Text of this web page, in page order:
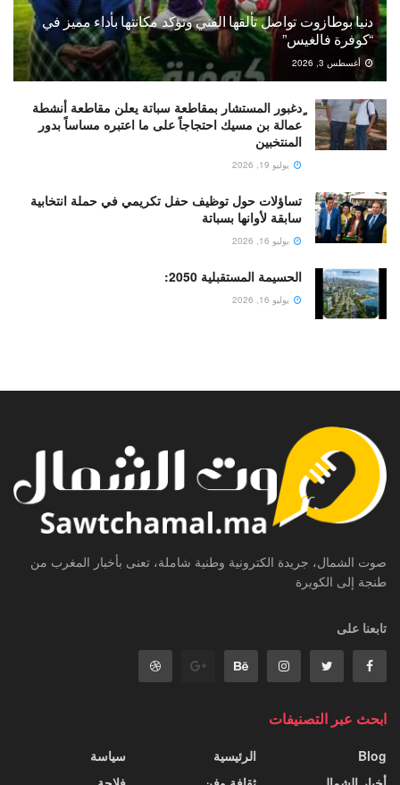
دنيا بوطازوت تواصل تألقها الفني وتؤكد مكانتها بأداء مميز في
“كوفرة فالغيس”
أغسطس 3, 2026
ٍدغبور المستشار بمقاطعة سباتة يعلن مقاطعة أنشطة
عمالة بن مسيك احتجاجاً على ما اعتبره مساساً بدور
المنتخبين
يوليو 19, 2026
تساؤلات حول توظيف حفل تكريمي في حملة انتخابية
سابقة لأوانها بسباتة
يوليو 16, 2026
الحسيمة المستقبلية 2050:
يوليو 16, 2026
صوت الشمال، جريدة الكترونية وطنية شاملة، تعنى بأخبار المغرب من
طنجة إلى الكويرة
تابعنا على
ابحث عبر التصنيفات
Blog
الرئيسية
سياسة